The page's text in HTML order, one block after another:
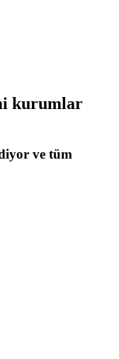
kurumlar
ve tüm